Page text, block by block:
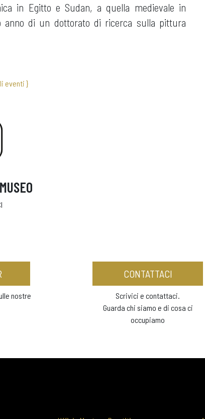
in Egitto e Sudan, a quella medievale in
anno di un dottorato di ricerca sulla pittura
eventi }
nostre
CONTATTACI
Scrivici e contattaci.
Guarda chi siamo e di cosa ci
occupiamo